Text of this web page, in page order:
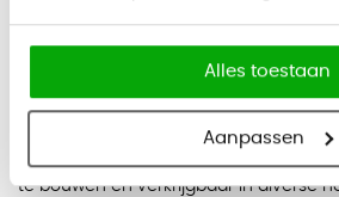
Alles toestaan
Aanpassen
Functionaliteit en design in
De PRISMA 2 draaideurkasten zijn
zowel functionaliteit als esthetiek. De
te bouwen en verkrijgbaar in diverse